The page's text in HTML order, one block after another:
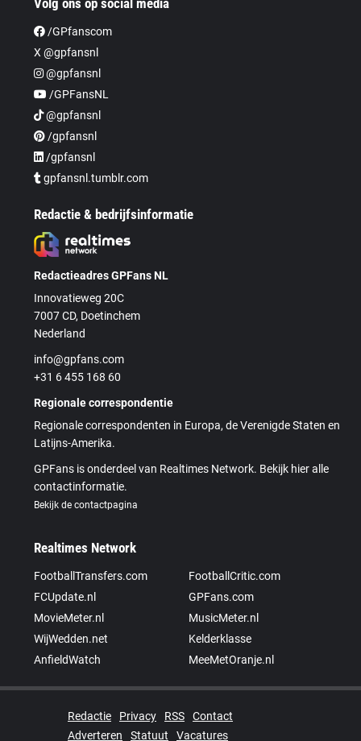
/GPfanscom
X @gpfansnl
@gpfansnl
/GPFansNL
@gpfansnl
/gpfansnl
/gpfansnl
gpfansnl.tumblr.com
Redactie & bedrijfsinformatie
Redactieadres GPFans NL
Innovatieweg 20C
7007 CD, Doetinchem
Nederland
info@gpfans.com
+31 6 455 168 60
Regionale correspondentie
Regionale correspondenten in Europa, de Verenigde Staten en
Latijns-Amerika.
GPFans is onderdeel van Realtimes Network. Bekijk hier alle
contactinformatie.
Bekijk de contactpagina
Realtimes Network
FootballTransfers.com
FootballCritic.com
FCUpdate.nl
GPFans.com
MovieMeter.nl
MusicMeter.nl
WijWedden.net
Kelderklasse
AnfieldWatch
MeeMetOranje.nl
Redactie Privacy RSS
Contact
Adverteren
Statuut Vacatures